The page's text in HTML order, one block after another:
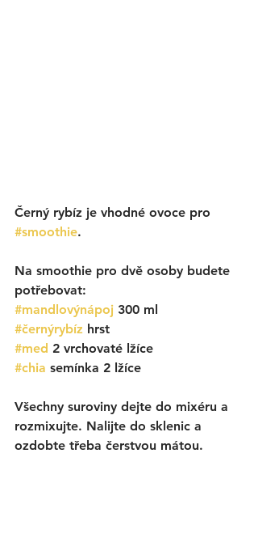
Černý rybíz je vhodné ovoce pro
#smoothie.
Na smoothie pro dvě osoby budete
potřebovat:
#mandlovýnápoj 300 ml
#černýrybíz hrst
#med 2 vrchovaté lžíce
#chia semínka 2 lžíce
Všechny suroviny dejte do mixéru a
rozmixujte. Nalijte do sklenic a
ozdobte třeba čerstvou mátou.